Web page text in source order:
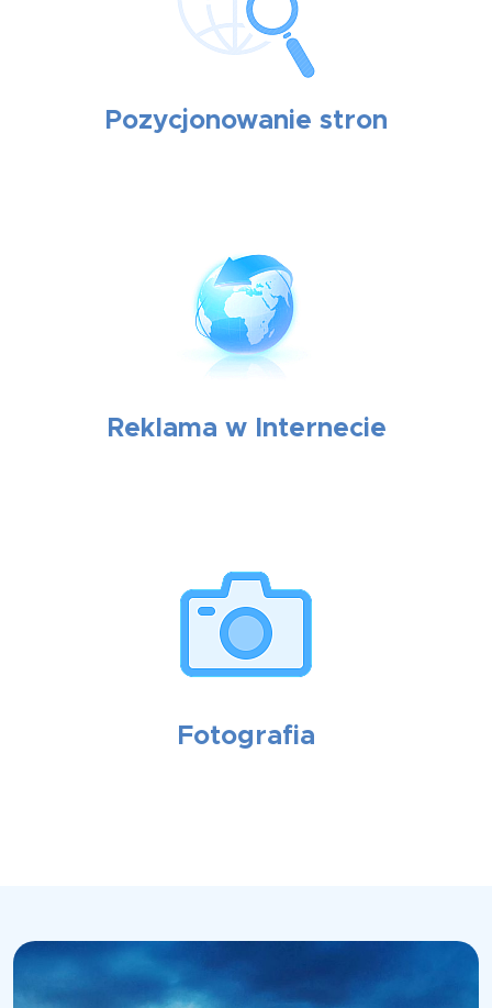
Pozycjonowanie stron
Reklama w Internecie
Fotografia